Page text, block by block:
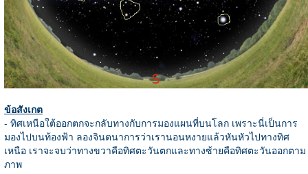
ข้อสังเกต
- ทิศเหนือใต้ออกตกจะกลับทางกับการมองแผนที่บนโลก เพราะนี่เป็นการ
มองไปบนท้องฟ้า ลองจินตนาการว่าเรานอนหงายแล้วหันหัวไปทางทิศ
เหนือ เราจะจบว่าทางขวาคือทิศตะวันตกและทางซ้ายคือทิศตะวันออกตาม
ภาพ